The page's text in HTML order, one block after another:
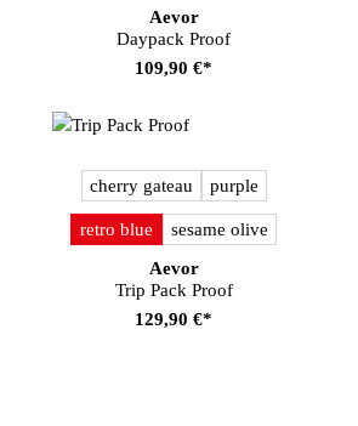
Aevor
Daypack Proof
109,90 €*
Aevor
Trip Pack Proof
Farbeauswählen
cherry gateau purple
retro blue sesame olive
129,90 €*